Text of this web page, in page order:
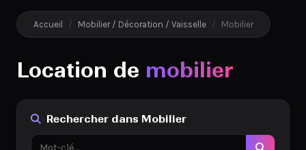
Accueil / Mobilier / Décoration / Vaisselle / Mobilier
Location de mobilier
Rechercher dans Mobilier